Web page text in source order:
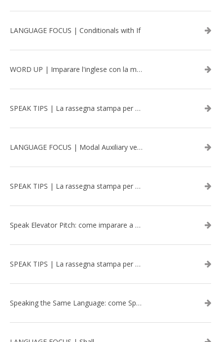
LANGUAGE FOCUS | Conditionals with If
WORD UP | Imparare l'inglese con la musica: David Bowie
SPEAK TIPS | La rassegna stampa per migliorare l’inglese - aprile 2026
LANGUAGE FOCUS | Modal Auxiliary verbs in the past
SPEAK TIPS | La rassegna stampa per migliorare l’inglese - marzo 2026
Speak Elevator Pitch: come imparare a gestire una presentazione in inglese
SPEAK TIPS | La rassegna stampa per migliorare l’inglese - febbraio 2026
Speaking the Same Language: come Speak aiuta a rafforzare i team attraverso il Team Building in inglese